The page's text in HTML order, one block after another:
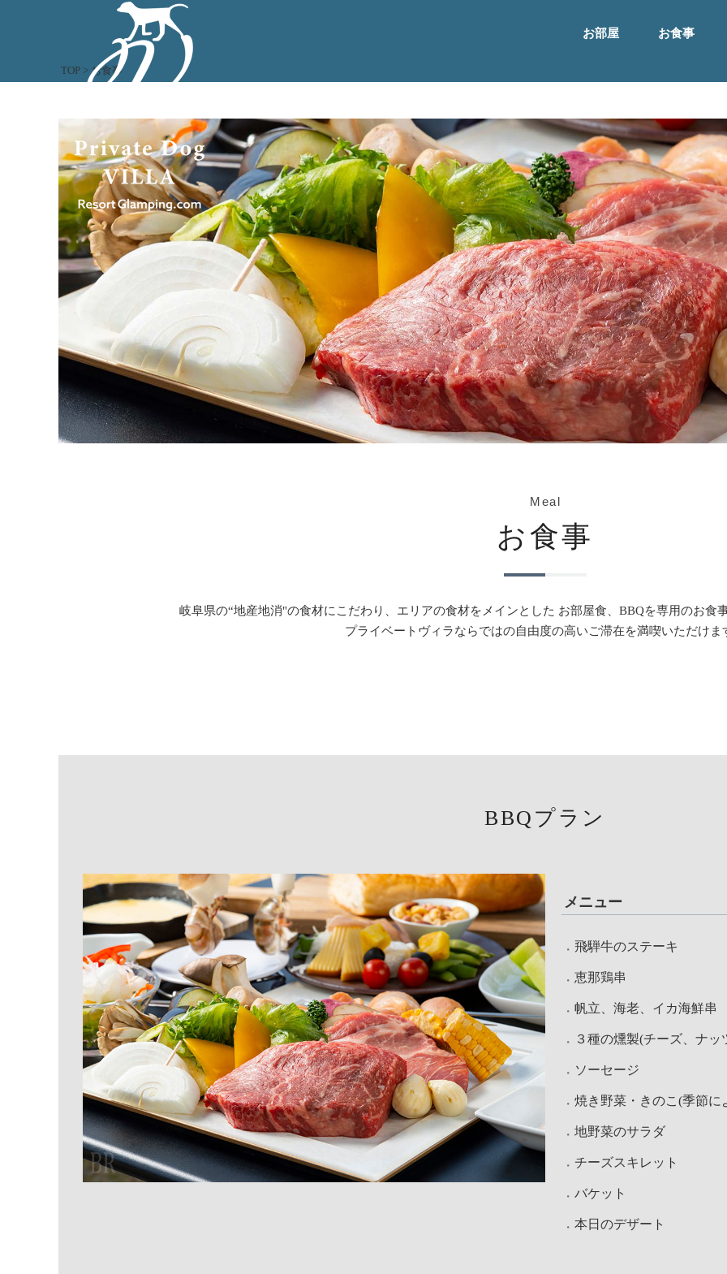
お部屋 お食事
TOP> お食事
Meal
お食事
岐阜県の“地産地消"の食材にこだわり、 エリアの食材をメインとした お部屋食、BBQを専用のお食
プライベートヴィラならではの自由度の高いご滞在を満喫いただけま
BBQプラン
メニュー
飛騨牛のステーキ
恵那鶏串
帆立、海老、イカ海鮮串
３種の燻製(チーズ、ナッ
ソーセージ
焼き野菜・きのこ(季節に
地野菜のサラダ
チーズスキレット
バケット
本日のデザート